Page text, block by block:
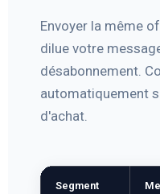
Envoyer la même
dilue votre
désabonnement.
automatiquement
d'achat.
Segment